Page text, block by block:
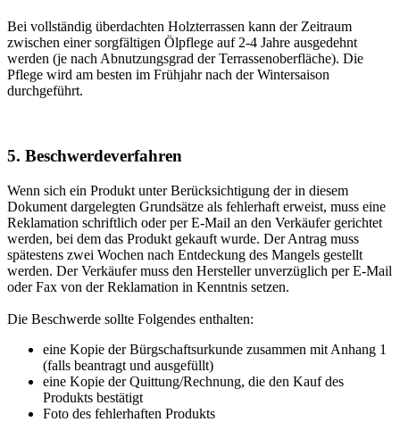
Bei vollständig überdachten Holzterrassen kann der Zeitraum
zwischen einer sorgfältigen Ölpflege auf 2-4 Jahre ausgedehnt
werden (je nach Abnutzungsgrad der Terrassenoberfläche). Die
Pflege wird am besten im Frühjahr nach der Wintersaison
durchgeführt.
5. Beschwerdeverfahren
Wenn sich ein Produkt unter Berücksichtigung der in diesem
Dokument dargelegten Grundsätze als fehlerhaft erweist, muss eine
Reklamation schriftlich oder per E-Mail an den Verkäufer gerichtet
werden, bei dem das Produkt gekauft wurde. Der Antrag muss
spätestens zwei Wochen nach Entdeckung des Mangels gestellt
werden. Der Verkäufer muss den Hersteller unverzüglich per E-Mail
oder Fax von der Reklamation in Kenntnis setzen.
Die Beschwerde sollte Folgendes enthalten:
eine Kopie der Bürgschaftsurkunde zusammen mit Anhang 1
(falls beantragt und ausgefüllt)
eine Kopie der Quittung/Rechnung, die den Kauf des
Produkts bestätigt
Foto des fehlerhaften Produkts